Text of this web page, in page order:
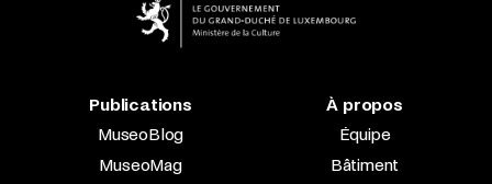
Publications
MuseoBlog
MuseoMag
À propos
Équipe
Bâtiment